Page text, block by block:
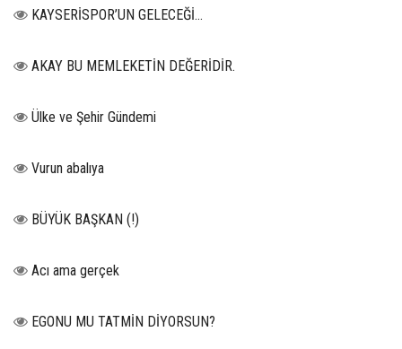
KAYSERİSPOR’UN GELECEĞİ…
AKAY BU MEMLEKETİN DEĞERİDİR.
Ülke ve Şehir Gündemi
Vurun abalıya
BÜYÜK BAŞKAN (!)
Acı ama gerçek
EGONU MU TATMİN DİYORSUN?